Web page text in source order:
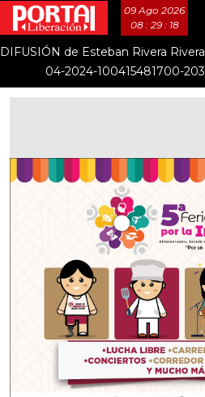
09 Ago 2026
08 : 29 : 18
DIFUSIÓN de Esteban Rivera Rivera
04-2024-100415481700-203